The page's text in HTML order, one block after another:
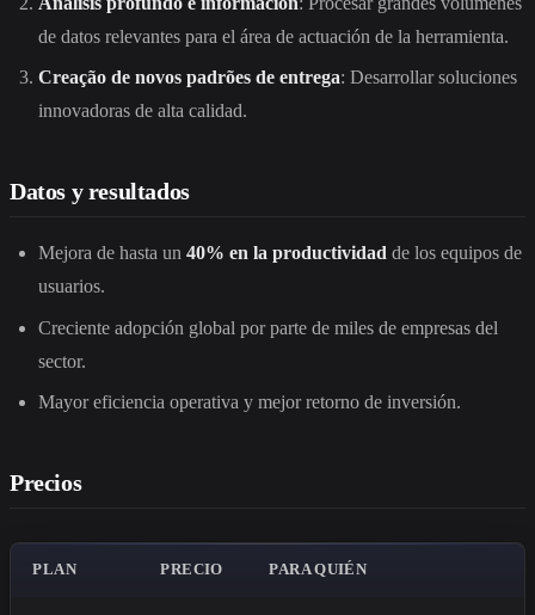
de datos relevantes para el área de actuación de la herramienta.
Creação de novos padrões de entrega: Desarrollar soluciones
innovadoras de alta calidad.
Datos y resultados
Mejora de hasta un 40% en la productividad de los equipos de
usuarios.
Creciente adopción global por parte de miles de empresas del
sector.
Mayor eficiencia operativa y mejor retorno de inversión.
Precios
PLAN PRECIO PARA QUIÉN